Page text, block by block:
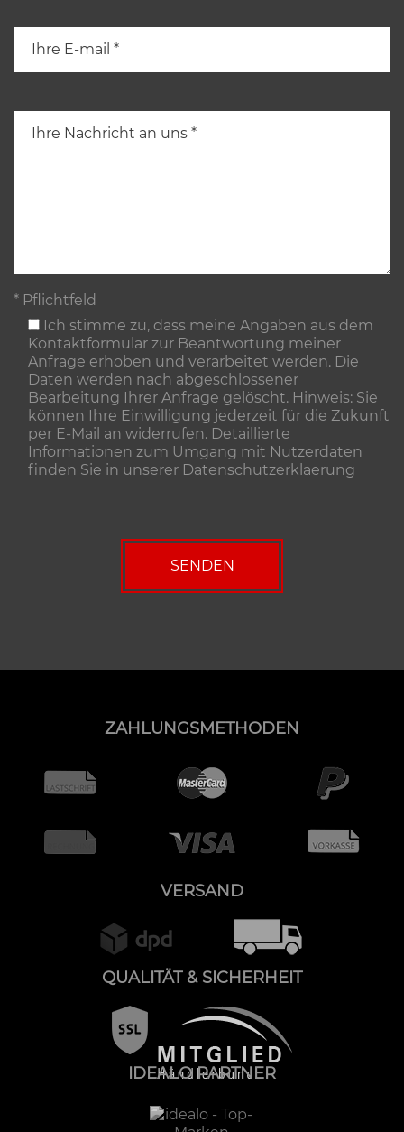
* Pflichtfeld
Ich stimme zu, dass meine Angaben aus dem
Kontaktformular zur Beantwortung meiner
Anfrage erhoben und verarbeitet werden. Die
Daten werden nach abgeschlossener
Bearbeitung Ihrer Anfrage gelöscht. Hinweis: Sie
können Ihre Einwilligung jederzeit für die Zukunft
per E-Mail an widerrufen. Detaillierte
Informationen zum Umgang mit Nutzerdaten
finden Sie in unserer Datenschutzerklaerung
ZAHLUNGSMETHODEN
VERSAND
QUALITÄT & SICHERHEIT
IDEALO PARTNER